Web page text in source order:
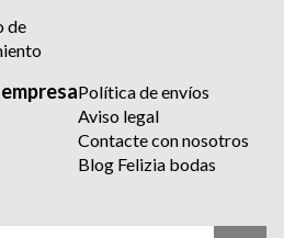
de
Política de envíos
Aviso legal
Contacte con nosotros
Blog Felizia bodas